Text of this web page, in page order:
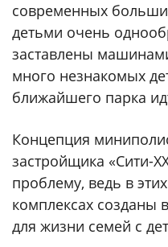
современных
детьми очень
заставлены
много незнакомых
ближайшего парка
Концепция
застройщика «Сити-
проблему, ведь в
комплексах созданы
для жизни семей с